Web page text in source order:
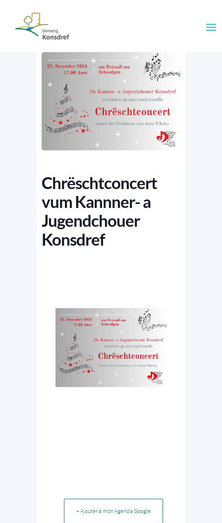
Chrëschtconcert
vum Kannner- a
Jugendchouer
Konsdref
+ Ajouter à mon Agenda Google